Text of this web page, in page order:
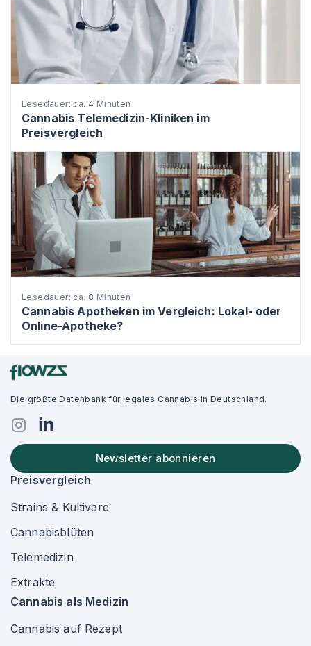
Lesedauer: ca. 4 Minuten
Cannabis Telemedizin-Kliniken im
Preisvergleich
Lesedauer: ca. 8 Minuten
Cannabis Apotheken im Vergleich: Lokal- oder
Online-Apotheke?
Die größte Datenbank für legales Cannabis in Deutschland.
Newsletter abonnieren
Preisvergleich
Strains & Kultivare
Cannabisblüten
Telemedizin
Extrakte
Cannabis als Medizin
Cannabis auf Rezept